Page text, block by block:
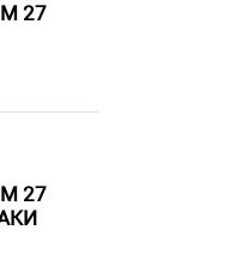
27
27